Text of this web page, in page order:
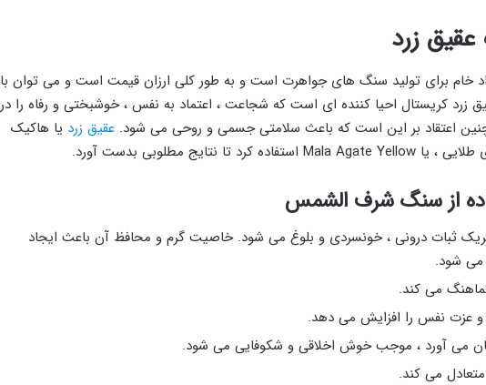
زرد
خام برای تولید سنگ های جواهرت است و به طور کلی ارزان قیمت است و می توان با
زرد کریستال احیا کننده ای است که شجاعت ، اعتماد به نفس ، خوشبختی و رفاه را در
اعتقاد بر این است که باعث سلامتی جسمی و روحی می شود. عقیق زرد یا هاکیک
از سنگ شرف الشمس
ثبات درونی ، خونسردی و بلوغ می شود. خاصیت گرم و محافظ آن باعث ایجاد
می شود.
می کند.
عزت نفس را افزایش می دهد.
می آورد ، موجب خوش اخلاقی و شکوفایی می شود.
می کند.